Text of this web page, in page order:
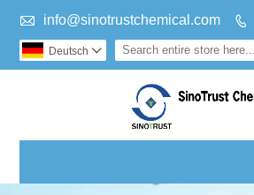
 info@sinotrustchemical.com 
Deutsch 